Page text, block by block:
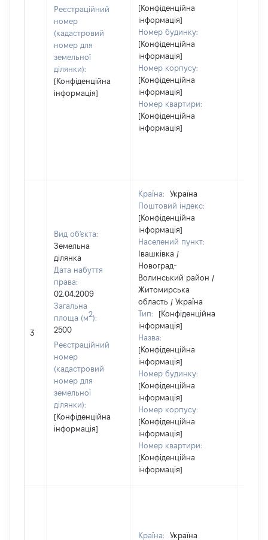
Реєстраційний
номер
(кадастровий
номер для
земельної
ділянки):
[Конфіденційна
інформація]
[Конфіденційна
інформація]
Номер будинку:
[Конфіденційна
інформація]
Номер корпусу:
[Конфіденційна
інформація]
Номер квартири:
[Конфіденційна
інформація]
3
Вид об'єкта:
Земельна
ділянка
Дата набуття
права:
02.04.2009
Загальна
площа (м2):
2500
Реєстраційний
номер
(кадастровий
номер для
земельної
ділянки):
[Конфіденційна
інформація]
Країна:
Україна
Поштовий індекс:
[Конфіденційна
інформація]
Населений пункт:
Івашківка /
Новоград-
Волинський район /
Житомирська
область / Україна
Тип:
[Конфіденційна
інформація]
Назва:
[Конфіденційна
інформація]
Номер будинку:
[Конфіденційна
інформація]
Номер корпусу:
[Конфіденційна
інформація]
Номер квартири:
[Конфіденційна
інформація]
Країна:
Україна